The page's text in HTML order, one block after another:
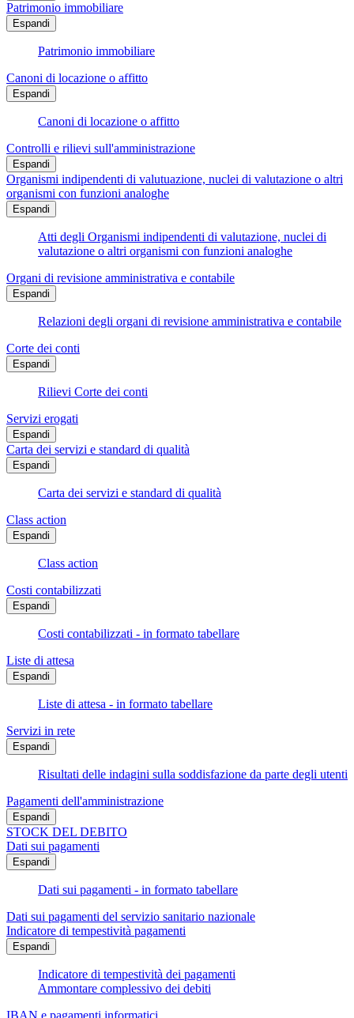
Patrimonio immobiliare
Espandi
Patrimonio immobiliare
Canoni di locazione o affitto
Espandi
Canoni di locazione o affitto
Controlli e rilievi sull'amministrazione
Espandi
Organismi indipendenti di valutuazione, nuclei di valutazione o altri
organismi con funzioni analoghe
Espandi
Atti degli Organismi indipendenti di valutazione, nuclei di
valutazione o altri organismi con funzioni analoghe
Organi di revisione amministrativa e contabile
Espandi
Relazioni degli organi di revisione amministrativa e contabile
Corte dei conti
Espandi
Rilievi Corte dei conti
Servizi erogati
Espandi
Carta dei servizi e standard di qualità
Espandi
Carta dei servizi e standard di qualità
Class action
Espandi
Class action
Costi contabilizzati
Espandi
Costi contabilizzati - in formato tabellare
Liste di attesa
Espandi
Liste di attesa - in formato tabellare
Servizi in rete
Espandi
Risultati delle indagini sulla soddisfazione da parte degli utenti
Pagamenti dell'amministrazione
Espandi
STOCK DEL DEBITO
Dati sui pagamenti
Espandi
Dati sui pagamenti - in formato tabellare
Dati sui pagamenti del servizio sanitario nazionale
Indicatore di tempestività pagamenti
Espandi
Indicatore di tempestività dei pagamenti
Ammontare complessivo dei debiti
IBAN e pagamenti informatici